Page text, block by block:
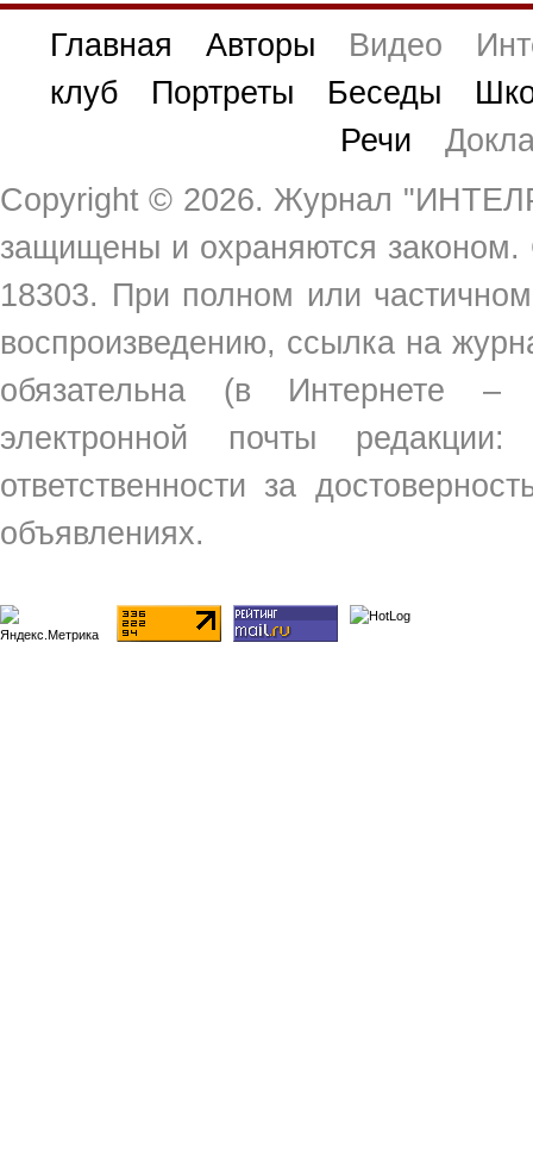
Главная Авторы Видео
клуб
Портреты Беседы
Речи
Copyright © 2026. Журнал
защищены и охраняются
18303. При полном или
воспроизведению, ссылка на
обязательна (в Интернете
электронной почты
ответственности за
объявлениях.